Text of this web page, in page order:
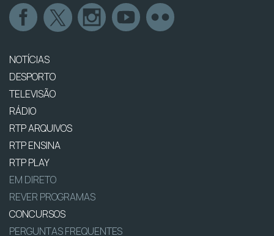
NOTÍCIAS
DESPORTO
TELEVISÃO
RÁDIO
RTP ARQUIVOS
RTP ENSINA
RTP PLAY
EM DIRETO
REVER PROGRAMAS
CONCURSOS
PERGUNTAS FREQUENTES